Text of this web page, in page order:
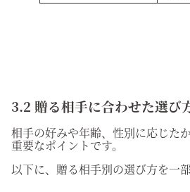
3.2 贈る相手に合わせた選び
相手の好みや年齢、性別に応じた
重要なポイントです。
以下に、贈る相手別の選び方を一部